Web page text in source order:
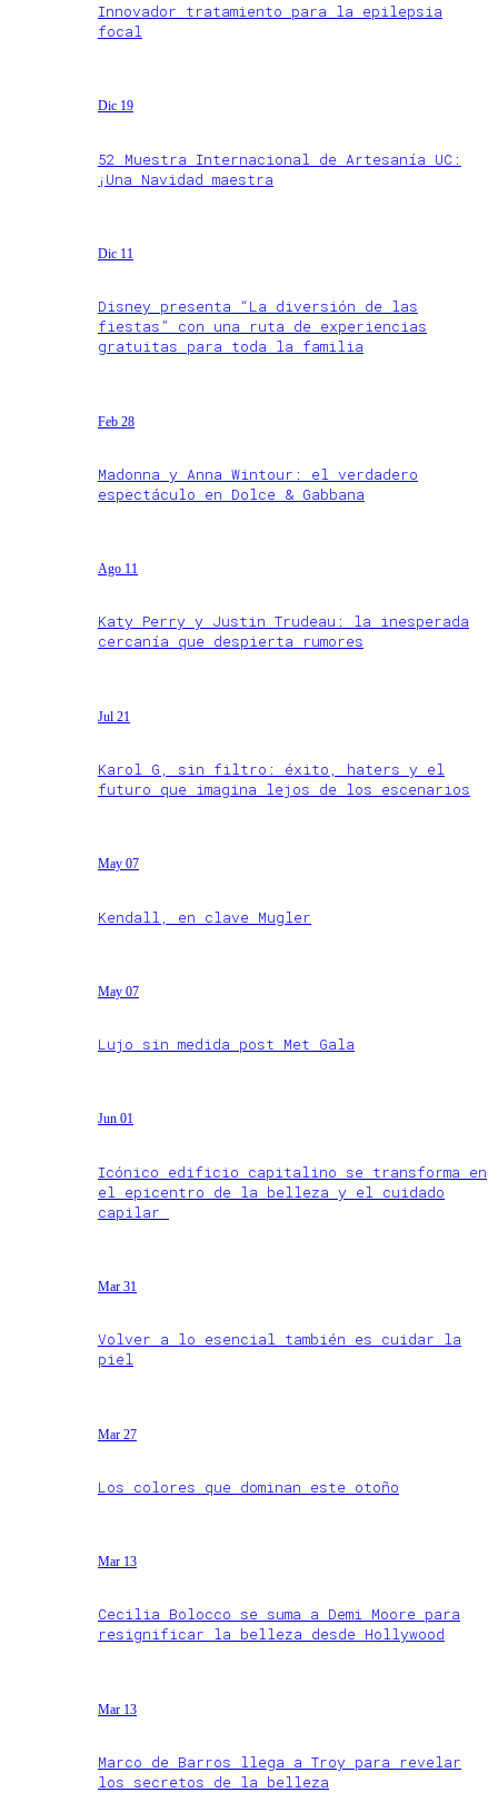
Innovador tratamiento para la epilepsia
focal
Dic 19
52 Muestra Internacional de Artesanía UC:
¡Una Navidad maestra
Dic 11
Disney presenta “La diversión de las
fiestas” con una ruta de experiencias
gratuitas para toda la familia
Feb 28
Madonna y Anna Wintour: el verdadero
espectáculo en Dolce & Gabbana
Ago 11
Katy Perry y Justin Trudeau: la inesperada
cercanía que despierta rumores
Jul 21
Karol G, sin filtro: éxito, haters y el
futuro que imagina lejos de los escenarios
May 07
Kendall, en clave Mugler
May 07
Lujo sin medida post Met Gala
Jun 01
Icónico edificio capitalino se transforma en
el epicentro de la belleza y el cuidado
capilar
Mar 31
Volver a lo esencial también es cuidar la
piel
Mar 27
Los colores que dominan este otoño
Mar 13
Cecilia Bolocco se suma a Demi Moore para
resignificar la belleza desde Hollywood
Mar 13
Marco de Barros llega a Troy para revelar
los secretos de la belleza